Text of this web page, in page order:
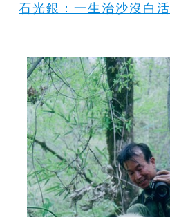
石光銀：一生治沙沒白活